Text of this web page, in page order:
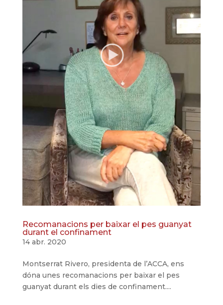
Recomanacions per baixar el pes guanyat
durant el confinament
14 abr. 2020
Montserrat Rivero, presidenta de l’ACCA, ens
dóna unes recomanacions per baixar el pes
guanyat durant els dies de confinament....